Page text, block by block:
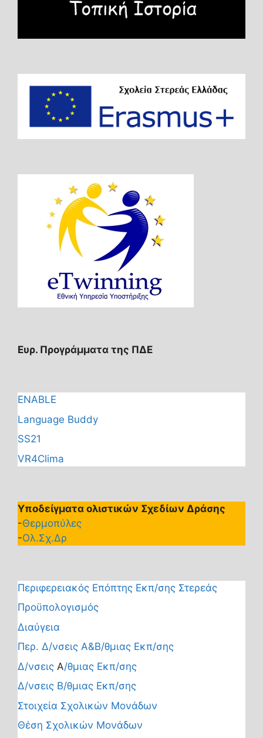
Ευρ. Προγράμματα της ΠΔΕ
ENABLE
Language Buddy
SS21
VR4Clima
Υποδείγματα ολιστικών Σχεδίων Δράσης
-Θερμοπύλες
-Ολ.Σχ.Δρ
Περιφερειακός Επόπτης Εκπ/σης Στερεάς
Προϋπολογισμός
Διαύγεια
Περ. Δ/νσεις Α&Β/θμιας Εκπ/σης
Δ/νσεις Α/θμιας Εκπ/σης
Δ/νσεις Β/θμιας Εκπ/σης
Στοιχεία Σχολικών Μονάδων
Θέση Σχολικών Μονάδων